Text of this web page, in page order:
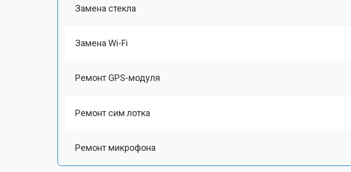
Замена стекла
Замена Wi-Fi
Ремонт GPS-модуля
Ремонт сим лотка
Ремонт микрофона